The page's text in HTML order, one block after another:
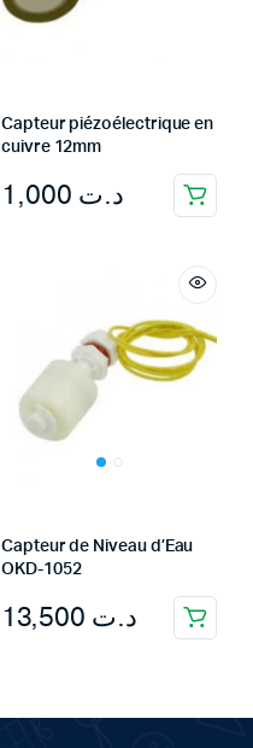
Capteur piézoélectrique en
cuivre 12mm
د.ت
Capteur de Niveau d’Eau
OKD-1052
د.ت